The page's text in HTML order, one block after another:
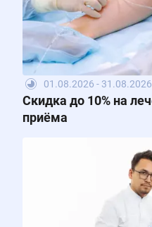
01.08.2026 - 31.08.2026
Скидка до 10% на
приёма